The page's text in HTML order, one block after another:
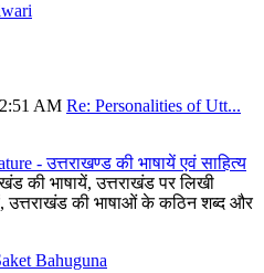
AM Re: Personalities of Utt...
- उत्तराखण्ड की भाषायें एवं साहित्य
की भाषायें, उत्तराखंड पर लिखी
उत्तराखंड की भाषाओं के कठिन शब्द और
Bahuguna